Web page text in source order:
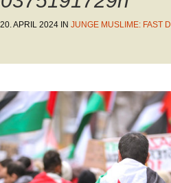
20. APRIL 2024 IN JUNGE MUSLIME: FAST